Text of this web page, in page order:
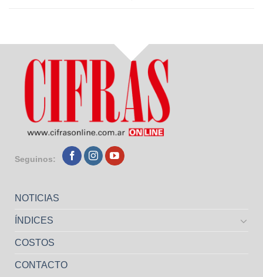
Seguinos:
NOTICIAS
ÍNDICES
COSTOS
CONTACTO